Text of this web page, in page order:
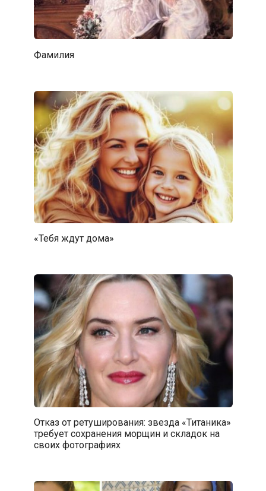
Фамилия
«Тебя ждут дома»
Отказ от ретуширования: звезда «Титаника»
требует сохранения морщин и складок на
своих фотографиях